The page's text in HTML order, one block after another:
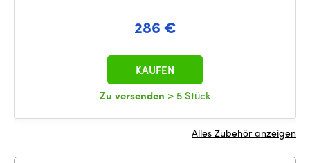
286 €
Zu versenden > 5 Stück
KAUFEN
Alles Zubehör anzeigen